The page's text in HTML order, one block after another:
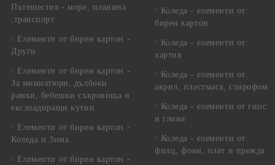
Пътешестия - море, планина
,транспорт
Елементи от бирен картон -
Други
Елементи от бирен картон -
За миниатюри, дълбоки
рамки, бебешки съкровища и
екслоадиращи кутии
Елементи от бирен картон -
Коледа и Зима
Елементи от бирен картон -
Коледа - елементи от
бирен картон
Коледа - елементи от
хартия
Коледа - елементи от
акрил, пластмаса, стирофом
Коледа - елементи от гипс
и глина
Коледа - елементи от
филц, фоам, плат и прежда